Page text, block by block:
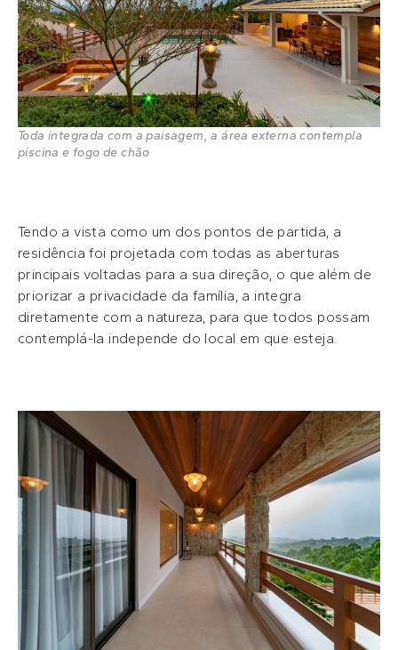
Toda integrada com a paisagem, a área externa contempla
piscina e fogo de chão
Tendo a vista como um dos pontos de partida, a
residência foi projetada com todas as aberturas
principais voltadas para a sua direção, o que além de
priorizar a privacidade da família, a integra
diretamente com a natureza, para que todos possam
contemplá-la independe do local em que esteja.